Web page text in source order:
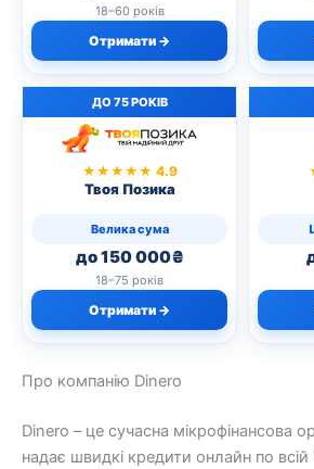
18–60 років
Отримати →
ДО 75 РОКІВ
★★★★★ 4.9
Твоя Позика
Велика сума
до 150 000₴
18–75 років
Отримати →
Про компанію Dinero
Dinero – це сучасна мікрофінансова
надає швидкі кредити онлайн по всій